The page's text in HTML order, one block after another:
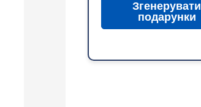
Згенерувати
подарунки